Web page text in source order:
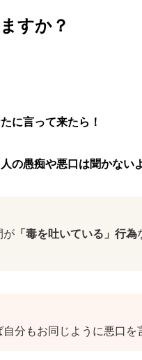
すか？
に言って来たら！
人の愚痴や悪口は聞かない
が 「毒を吐いている」行為
分もお同じように悪口